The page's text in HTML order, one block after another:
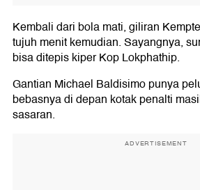
Kembali dari bola mati, giliran
tujuh menit kemudian. Sayangnya,
bisa ditepis kiper Kop Lokphathip.
Gantian Michael Baldisimo punya
bebasnya di depan kotak penalti
sasaran.
ADVERTISEMENT